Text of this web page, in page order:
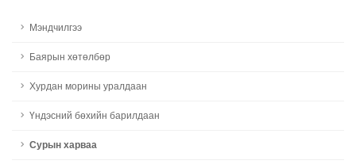
Мэндчилгээ
Баярын хөтөлбөр
Хурдан морины уралдаан
Үндэсний бөхийн барилдаан
Сурын харваа